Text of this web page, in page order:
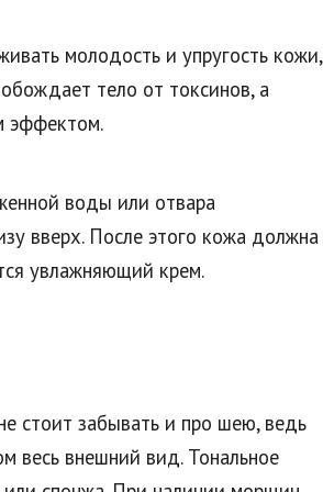
молодость и упругость кожи,
тело от токсинов, а
эффектом.
воды или отвара
вверх. После этого кожа должна
увлажняющий крем.
стоит забывать и про шею, ведь
весь внешний вид. Тональное